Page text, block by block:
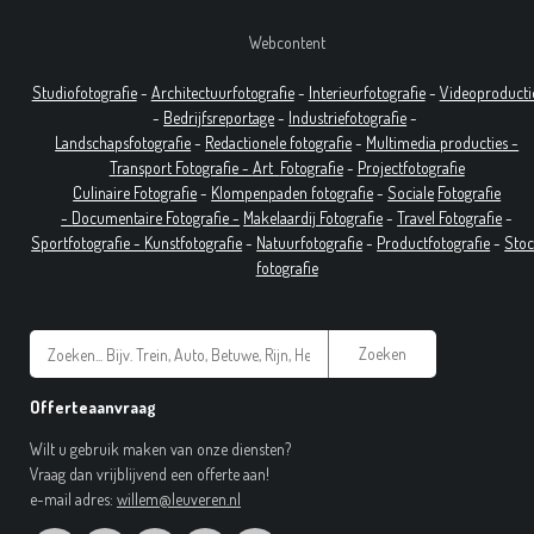
Webcontent
Studiofotografie- Architectuurfotografie- Interieurfotografie-
- Bedrijfsreportage- Industriefotografie-
Landschapsfotografie- Redactionele fotografie- Multimedia producties -
Transport Fotografie - Art Fotografie- Projectfotografie
Culinaire Fotografie- Klompenpaden fotografie-Sociale Fotografie
- Documentaire Fotografie- Makelaardij Fotografie-Travel Fotografie-
Sportfotografie - Kunstfotografie- Natuurfotografie- Productfotografie-
fotografie
Zoeken
Offerteaanvraag
Wilt u gebruik maken van onze diensten?
Vraag dan vrijblijvend een offerte aan!
e-mail adres: willem@leuveren.nl